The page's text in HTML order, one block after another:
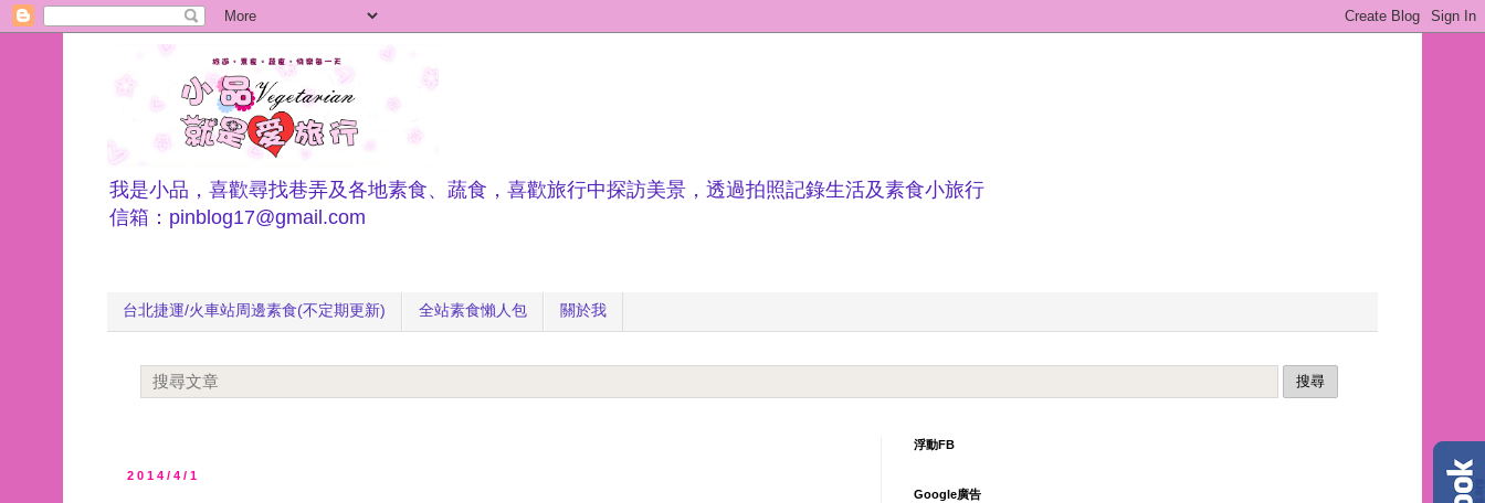
我是小品，喜歡尋找巷弄及各地素食、蔬食，喜歡旅行中探訪美景，透過拍照記錄生活及素食小旅行
信箱：pinblog17@gmail.com
台北捷運/火車站周邊素食(不定期更新) 全站素食懶人包 關於我
2014/4/1
浮動FB
Google廣告